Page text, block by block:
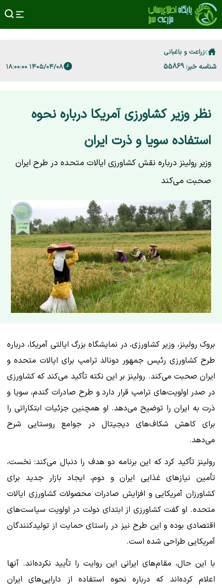
زراعت و باغبانی
شناسه خبر: 55869 ۱۴۰۵/۰۴/۰۸ ۱۸:۰۰:۰۰
نظر وزیر کشاورزی آمریکا درباره نحوه
استفاده سویا و ذرت ایران
وزیر رولینز درباره نقش کشاورزی ایالات متحده در طرح ایران
صحبت می‌کند
بروک رولینز، وزیر کشاورزی، در نمایشگاه بزرگ ایالتی آمریکا، درباره
طرح کشاورزی رئیس جمهور دونالد ترامپ برای ایالات متحده و
ایران صحبت می‌کند. رولینز بر این نکته تأکید می‌کند که کشاورزی
در صدر اولویت‌های ترامپ قرار دارد و طرح صادرات گندم، سویا و
ذرت به ایران را توضیح می‌دهد. او همچنین جزئیات ابتکاراتی را
برای کاهش شکاف‌های دیجیتال در جوامع روستایی شرح
می‌دهد.
رولینز تأکید کرد که این برنامه دو هدف را دنبال می‌کند: نخست،
تأمین نیازهای غذایی ایران و دوم، ایجاد بازار جدید برای
کشاورزان آمریکایی و افزایش صادرات محصولات کشاورزی ایالات
متحده. او گفت کشاورزی از ابتدای دولت در اولویت سیاست‌های
اقتصادی بوده و این طرح نیز در راستای حمایت از تولیدکنندگان
آمریکایی طراحی شده است.
با این حال، مقام‌های ایرانی این روایت را تأیید نکرده‌اند. آنها
اعلام کرده‌اند که درباره نحوه استفاده از دارایی‌های ایران